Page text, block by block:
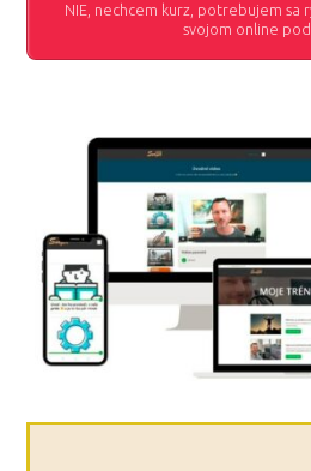
NIE, nechcem kurz, potrebujem sa
svojom online